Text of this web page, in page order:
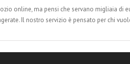
online, ma pensi che servano migliaia di
Il nostro servizio è pensato per chi